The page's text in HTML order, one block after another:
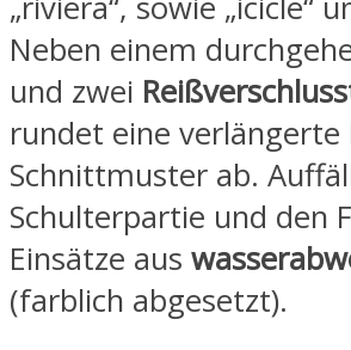
Neben einem
und zwei
rundet eine verlängerte
Schnittmuster ab.
Schulterpartie und den
Einsätze aus
(farblich abgesetzt).